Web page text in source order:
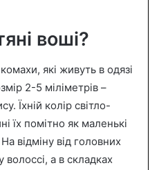
воші?
які живуть в одязі
2-5 міліметрів –
Їхній колір світло-
їх помітно як маленькі
відміну від головних
а в складках